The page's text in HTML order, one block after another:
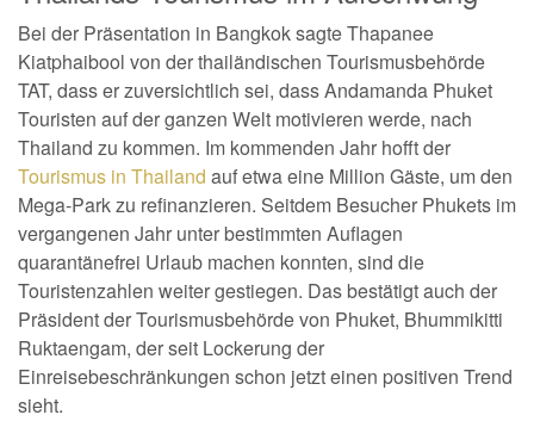
Bei der Präsentation in Bangkok sagte Thapanee
Kiatphaibool von der thailändischen Tourismusbehörde
TAT, dass er zuversichtlich sei, dass Andamanda Phuket
Touristen auf der ganzen Welt motivieren werde, nach
Thailand zu kommen. Im kommenden Jahr hofft der
Tourismus in Thailand auf etwa eine Million Gäste, um den
Mega-Park zu refinanzieren. Seitdem Besucher Phukets im
vergangenen Jahr unter bestimmten Auflagen
quarantänefrei Urlaub machen konnten, sind die
Touristenzahlen weiter gestiegen. Das bestätigt auch der
Präsident der Tourismusbehörde von Phuket, Bhummikitti
Ruktaengam, der seit Lockerung der
Einreisebeschränkungen schon jetzt einen positiven Trend
sieht.